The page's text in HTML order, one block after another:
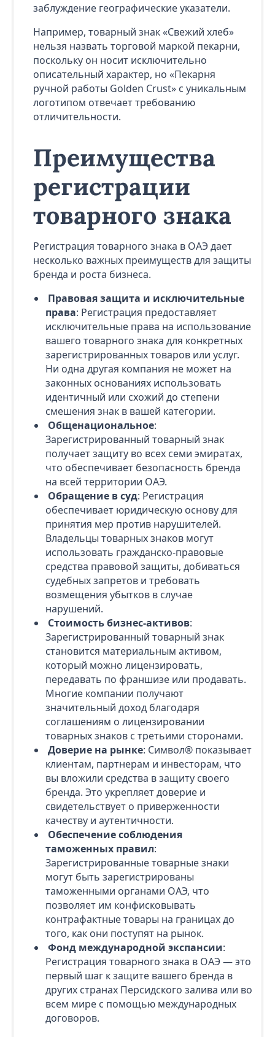
заблуждение географические указатели.
Например, товарный знак «Свежий хлеб»
нельзя назвать торговой маркой пекарни,
поскольку он носит исключительно
описательный характер, но «Пекарня
ручной работы Golden Crust» с уникальным
логотипом отвечает требованию
отличительности.
Преимущества
регистрации
товарного знака
Регистрация товарного знака в ОАЭ дает
несколько важных преимуществ для защиты
бренда и роста бизнеса.
Правовая защита и исключительные
права: Регистрация предоставляет
исключительные права на использование
вашего товарного знака для конкретных
зарегистрированных товаров или услуг.
Ни одна другая компания не может на
законных основаниях использовать
идентичный или схожий до степени
смешения знак в вашей категории.
Общенациональное:
Зарегистрированный товарный знак
получает защиту во всех семи эмиратах,
что обеспечивает безопасность бренда
на всей территории ОАЭ.
Обращение в суд: Регистрация
обеспечивает юридическую основу для
принятия мер против нарушителей.
Владельцы товарных знаков могут
использовать гражданско-правовые
средства правовой защиты, добиваться
судебных запретов и требовать
возмещения убытков в случае
нарушений.
Стоимость бизнес-активов:
Зарегистрированный товарный знак
становится материальным активом,
который можно лицензировать,
передавать по франшизе или продавать.
Многие компании получают
значительный доход благодаря
соглашениям о лицензировании
товарных знаков с третьими сторонами.
Доверие на рынке: Символ® показывает
клиентам, партнерам и инвесторам, что
вы вложили средства в защиту своего
бренда. Это укрепляет доверие и
свидетельствует о приверженности
качеству и аутентичности.
Обеспечение соблюдения
таможенных правил:
Зарегистрированные товарные знаки
могут быть зарегистрированы
таможенными органами ОАЭ, что
позволяет им конфисковывать
контрафактные товары на границах до
того, как они поступят на рынок.
Фонд международной экспансии:
Регистрация товарного знака в ОАЭ — это
первый шаг к защите вашего бренда в
других странах Персидского залива или во
всем мире с помощью международных
договоров.